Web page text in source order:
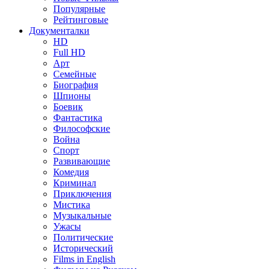
Популярные
Рейтинговые
Документалки
HD
Full HD
Арт
Семейные
Биография
Шпионы
Боевик
Фантастика
Философские
Война
Спорт
Развивающие
Комедия
Криминал
Приключения
Мистика
Музыкальные
Ужасы
Политические
Исторический
Films in English